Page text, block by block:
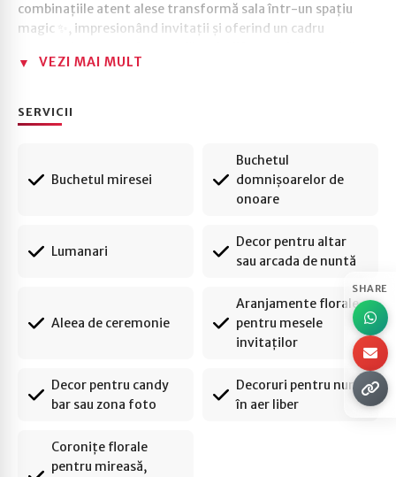
SHARE
combinațiile atent alese transformă sala într-un spațiu
magic ✨, impresionând invitații și oferind un cadru
stil – clasic, romantic sau modern – echipa noastră
să fie unică și memorabilă ❤️.
VEZI MAI MULT
SERVICII
Buchetul miresei
Buchetul
domnișoarelor de
onoare
Lumanari
Decor pentru altar
sau arcada de nuntă
Aleea de ceremonie
Aranjamente florale
pentru mesele
invitaților
Decor pentru candy
bar sau zona foto
Decoruri pentru nunți
în aer liber
Coronițe florale
pentru mireasă,